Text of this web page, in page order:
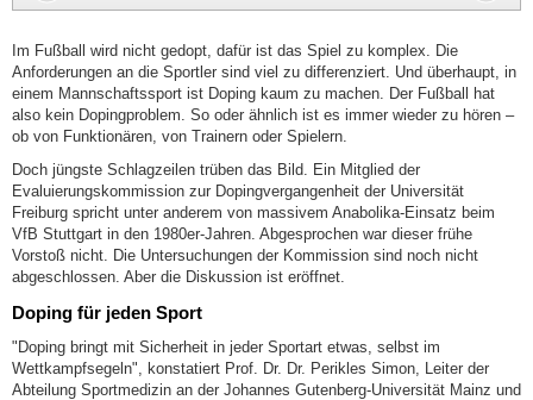
Im Fußball wird nicht gedopt, dafür ist das Spiel zu komplex. Die
Anforderungen an die Sportler sind viel zu differenziert. Und überhaupt, in
einem Mannschaftssport ist Doping kaum zu machen. Der Fußball hat
also kein Dopingproblem. So oder ähnlich ist es immer wieder zu hören –
ob von Funktionären, von Trainern oder Spielern.
Doch jüngste Schlagzeilen trüben das Bild. Ein Mitglied der
Evaluierungskommission zur Dopingvergangenheit der Universität
Freiburg spricht unter anderem von massivem Anabolika-Einsatz beim
VfB Stuttgart in den 1980er-Jahren. Abgesprochen war dieser frühe
Vorstoß nicht. Die Untersuchungen der Kommission sind noch nicht
abgeschlossen. Aber die Diskussion ist eröffnet.
Doping für jeden Sport
"Doping bringt mit Sicherheit in jeder Sportart etwas, selbst im
Wettkampfsegeln", konstatiert Prof. Dr. Dr. Perikles Simon, Leiter der
Abteilung Sportmedizin an der Johannes Gutenberg-Universität Mainz und